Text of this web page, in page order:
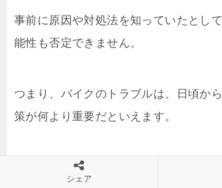
事前に原因や対処法を知っていたとし
能性も否定できません。
つまり、バイクのトラブルは、日頃か
策が何より重要だといえます。
ですので、ここからは
バイクのキーを
シェア